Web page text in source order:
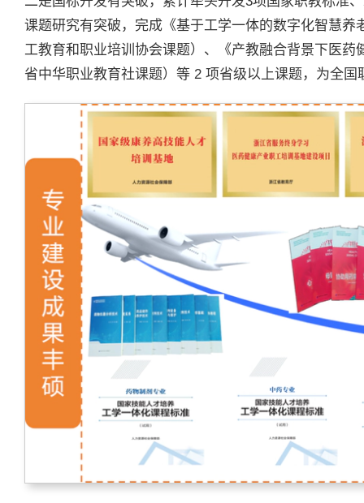
课题研究有突破，完成《基于工学一体的数字化智慧
工教育和职业培训协会课题）、《产教融合背景下医
省中华职业教育社课题）等 2 项省级以上课题，为全